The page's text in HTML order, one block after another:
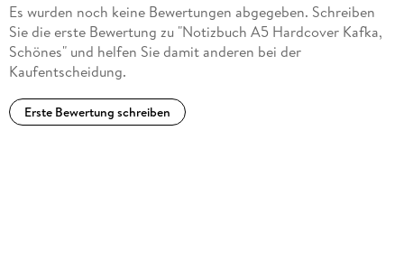
Es wurden noch keine Bewertungen abgegeben. Schreiben
Sie die erste Bewertung zu "Notizbuch A5 Hardcover Kafka,
Schönes" und helfen Sie damit anderen bei der
Kaufentscheidung.
Erste Bewertung schreiben